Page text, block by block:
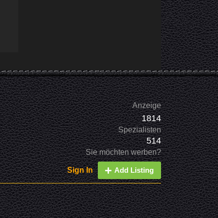
Anzeige
1814
Spezialisten
514
Sie möchten werben?
Sign In Add Listing